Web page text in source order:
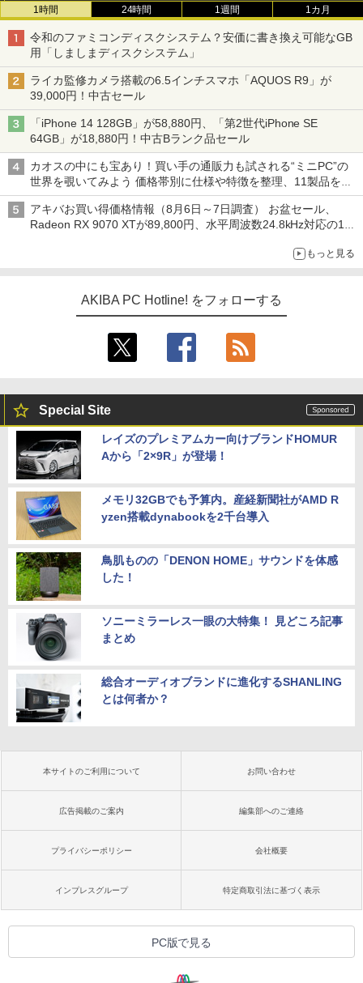
1時間 24時間 1週間 1カ月
令和のファミコンディスクシステム？安価に書き換え可能なGB
用「しましまディスクシステム」
ライカ監修カメラ搭載の6.5インチスマホ「AQUOS R9」が
39,000円！中古セール
「iPhone 14 128GB」が58,880円、「第2世代iPhone SE
64GB」が18,880円！中古Bランク品セール
カオスの中にも宝あり！買い手の通販力も試される“ミニPC”の
世界を覗いてみよう 価格帯別に仕様や特徴を整理、11製品をピ
ックアップ text by 石川 ひさよし
アキバお買い得価格情報（8月6日～7日調査） お盆セール、
Radeon RX 9070 XTが89,800円、水平周波数24.8kHz対応の17
もっと見る
AKIBA PC Hotline! をフォローする
Special Site
レイズのプレミアムカー向けブランドHOMUR
Aから「2×9R」が登場！
メモリ32GBでも予算内。産経新聞社がAMD R
yzen搭載dynabookを2千台導入
鳥肌ものの「DENON HOME」サウンドを体感
した！
ソニーミラーレス一眼の大特集！ 見どころ記事
まとめ
総合オーディオブランドに進化するSHANLING
とは何者か？
本サイトのご利用について お問い合わせ
広告掲載のご案内 編集部へのご連絡
プライバシーポリシー 会社概要
インプレスグループ 特定商取引法に基づく表示
PC版で見る